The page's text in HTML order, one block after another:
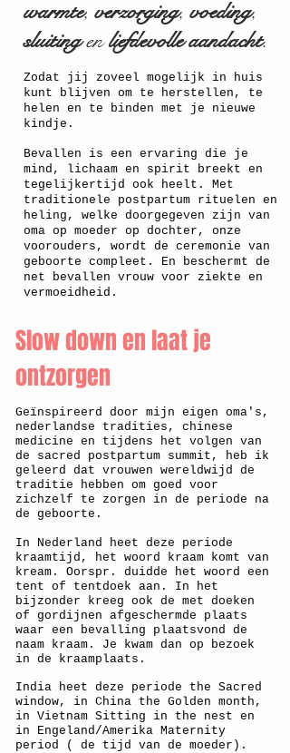
warmte, verzorging, voeding,
sluitingenliefdevolle aandacht.
Zodat jij zoveel mogelijk in huis
kunt blijven om te herstellen, te
helen en te binden met je nieuwe
kindje.
Bevallen is een ervaring die je
mind, lichaam en spirit breekt en
tegelijkertijd ook heelt. Met
traditionele postpartum rituelen en
heling, welke doorgegeven zijn van
oma op moeder op dochter, onze
voorouders, wordt de ceremonie van
geboorte compleet. En beschermt de
net bevallen vrouw voor ziekte en
vermoeidheid.
Slow down en laat je
ontzorgen
Geïnspireerd door mijn eigen oma's,
nederlandse tradities, chinese
medicine en tijdens het volgen van
de sacred postpartum summit, heb ik
geleerd dat vrouwen wereldwijd de
traditie hebben om goed voor
zichzelf te zorgen in de periode na
de geboorte.
In Nederland heet deze periode
kraamtijd, het woord kraam komt van
kream. Oorspr. duidde het woord een
tent of tentdoek aan. In het
bijzonder kreeg ook de met doeken
of gordijnen afgeschermde plaats
waar een bevalling plaatsvond de
naam kraam. Je kwam dan op bezoek
in de kraamplaats.
India heet deze periode the Sacred
window, in China the Golden month,
in Vietnam Sitting in the nest en
in Engeland/Amerika Maternity
period ( de tijd van de moeder).